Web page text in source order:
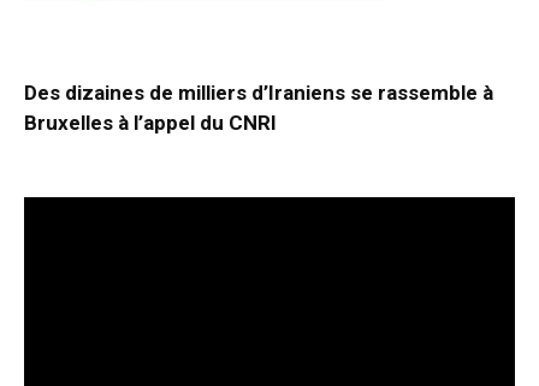
Des dizaines de milliers d’Iraniens se rassemble à
Bruxelles à l’appel du CNRI